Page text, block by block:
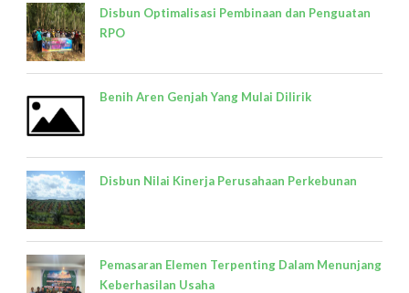
Disbun Optimalisasi Pembinaan dan Penguatan
RPO
Benih Aren Genjah Yang Mulai Dilirik
Disbun Nilai Kinerja Perusahaan Perkebunan
Pemasaran Elemen Terpenting Dalam Menunjang
Keberhasilan Usaha